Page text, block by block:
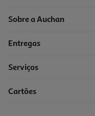
Sobre a Auchan
Entregas
Serviços
Cartões